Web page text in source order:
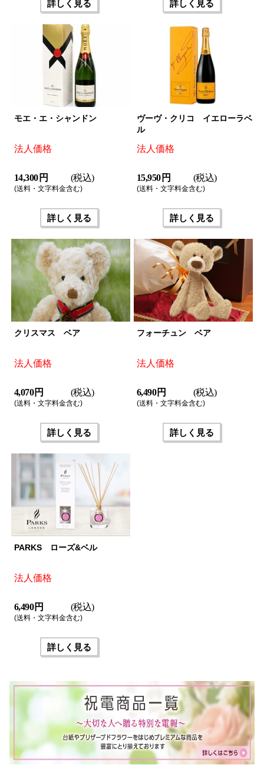
詳しく見る 詳しく見る
モエ・エ・シャンドン
法人価格
14,300 円 (税込)
(送料・文字料金含む)
詳しく見る
ヴーヴ・クリコ イエローラベ
ル
法人価格
15,950 円 (税込)
(送料・文字料金含む)
詳しく見る
クリスマス ベア
法人価格
4,070 円 (税込)
(送料・文字料金含む)
詳しく見る
フォーチュン ベア
法人価格
6,490 円 (税込)
(送料・文字料金含む)
詳しく見る
PARKS ローズ&ベル
法人価格
6,490 円 (税込)
(送料・文字料金含む)
詳しく見る